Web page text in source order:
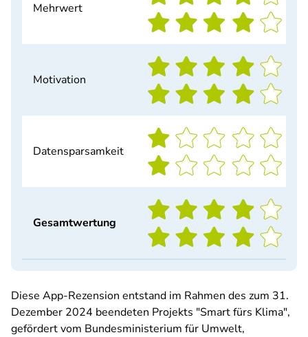
Mehrwert
Motivation
Datensparsamkeit
Gesamtwertung
Diese App-Rezension entstand im Rahmen des zum 31.
Dezember 2024 beendeten Projekts "Smart fürs Klima",
gefördert vom Bundesministerium für Umwelt,